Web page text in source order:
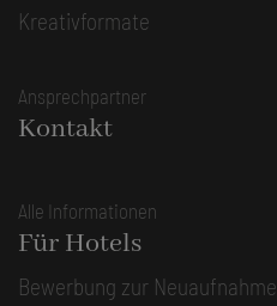
Kreativformate
Ansprechpartner
Kontakt
Alle Informationen
Für Hotels
Bewerbung zur Neuaufnahme